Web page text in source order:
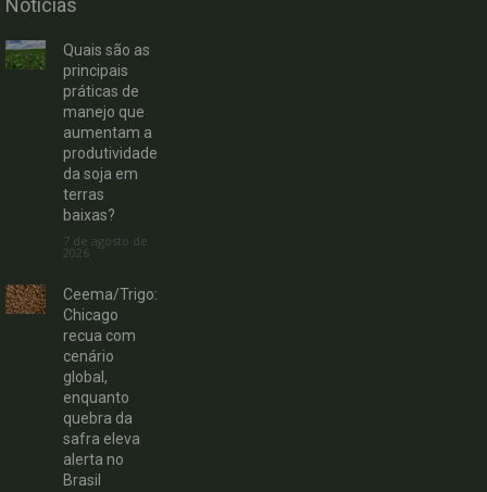
Noticias
Quais são as
principais
práticas de
manejo que
aumentam a
produtividade
da soja em
terras
baixas?
7 de agosto de
2026
Ceema/Trigo:
Chicago
recua com
cenário
global,
enquanto
quebra da
safra eleva
alerta no
Brasil